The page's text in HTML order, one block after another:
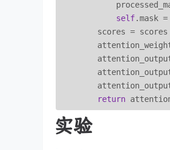
self.mask
scores = scores
return
实验